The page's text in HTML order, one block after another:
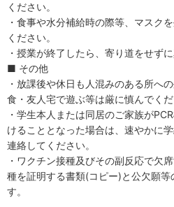
ください。
・食事や水分補給時の際等、マスク
ください。
・授業が終了したら、寄り道をせず
■ その他
・放課後や休日も人混みのある所へ
食・友人宅で遊ぶ等は厳に慎んでくだ
・学生本人または同居のご家族が
けることとなった場合は、速やかに
連絡してください。
・ワクチン接種及びその副反応で欠
種を証明する書類(コピー)と公欠願
す。